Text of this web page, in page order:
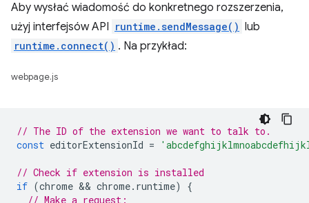
Aby wysłać wiadomość do konkretnego rozszerzenia,
użyj interfejsów API runtime.sendMessage() lub
runtime.connect() . Na przykład:
webpage.js
// The ID of the extension we want to talk to.
const editorExtensionId =
// Check if extension is installed
if (chrome && chrome. runtime)
{
// Make a request: